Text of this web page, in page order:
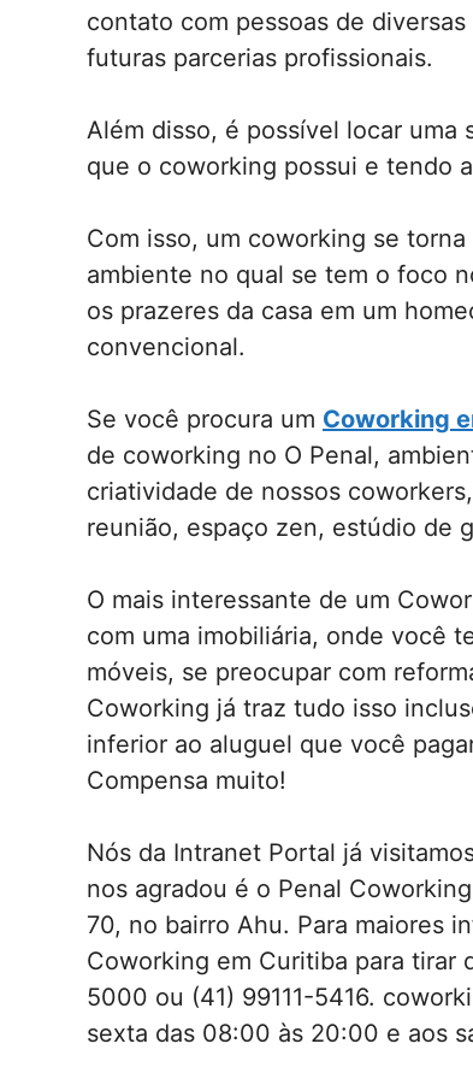
contato com pessoas de
futuras parcerias profissionais.
Além disso, é possível locar
que o coworking possui e tendo
Com isso, um coworking se
ambiente no qual se tem o foco
os prazeres da casa em um
convencional.
Se você procura um Coworking
de coworking no O Penal,
criatividade de nossos
reunião, espaço zen, estúdio de
O mais interessante de um
com uma imobiliária, onde você
móveis, se preocupar com
Coworking já traz tudo isso
inferior ao aluguel que você
Compensa muito!
Nós da Intranet Portal já
nos agradou é o Penal
70, no bairro Ahu. Para maiores
Coworking em Curitiba para tirar
5000 ou (41) 99111-5416.
sexta das 08:00 às 20:00 e aos